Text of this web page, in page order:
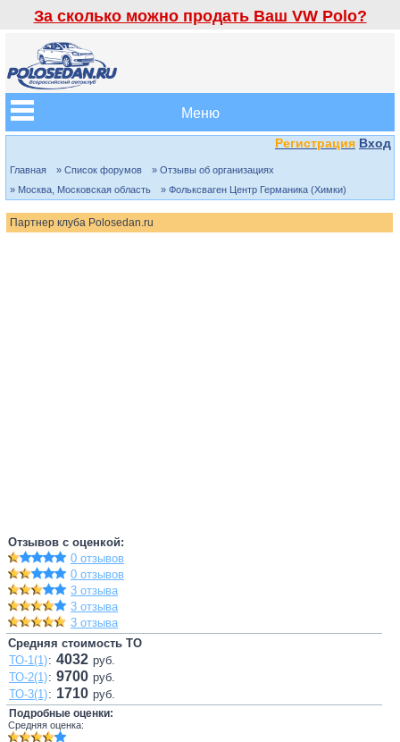
За сколько можно продать Ваш VW Polo?
Меню
Регистрация Вход
Главная » Список форумов
» Отзывы об организациях
» Москва, Московская область
» Фольксваген Центр Германика (Химки)
Партнер клуба Polosedan.ru
Отзывов с оценкой:
0 отзывов
0 отзывов
3 отзыва
3 отзыва
3 отзыва
Средняя стоимость ТО
ТО-1(1): 4032 руб.
ТО-2(1): 9700 руб.
ТО-3(1): 1710 руб.
Подробные оценки:
Средняя оценка: